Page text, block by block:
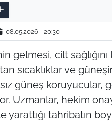
08.05.2026 - 20:30
gelmesi, cilt
sıcaklıklar ve
güneş koruyucular,
Uzmanlar, hekim
yarattığı tahribatın